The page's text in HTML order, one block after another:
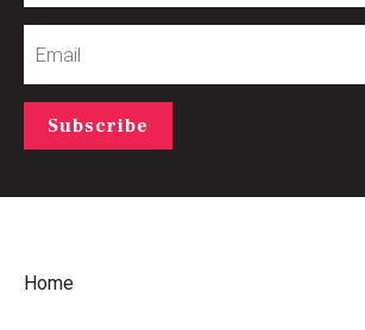
Subscribe
Home